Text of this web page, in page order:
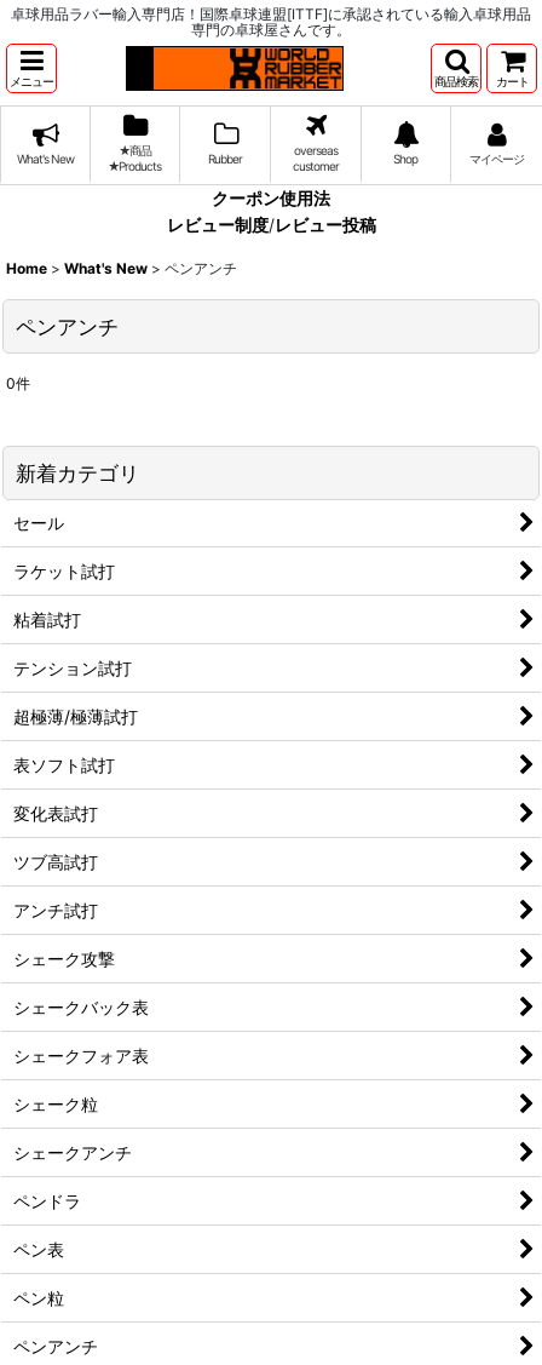
卓球用品ラバー輸入専門店！国際卓球連盟[ITTF]に承認されている輸入卓球用品
専門の卓球屋さんです。
メニュー 商品検索 カート
What's New
★商品
★Products
Rubber
overseas
customer
Shop マイページ
クーポン使用法
レビュー制度/レビュー投稿
Home > What's New > ペンアンチ
ペンアンチ
0件
新着カテゴリ
セール
ラケット試打
粘着試打
テンション試打
超極薄/極薄試打
表ソフト試打
変化表試打
ツブ高試打
アンチ試打
シェーク攻撃
シェークバック表
シェークフォア表
シェーク粒
シェークアンチ
ペンドラ
ペン表
ペン粒
ペンアンチ